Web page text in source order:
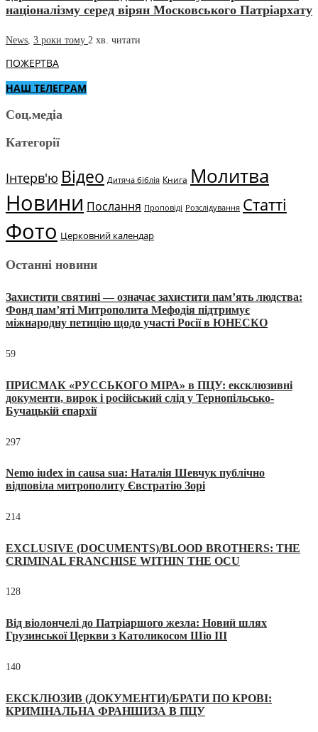
націоналізму серед вірян Московського Патріархату
News 3 роки тому 2 хв. читати
ПОЖЕРТВА
НАШ ТЕЛЕГРАМ
Соц.медіа
Категорії
Інтерв'ю Відео Дитяча біблія Книга Молитва
Новини Послання Проповіді Розслідування Статті
Фото Церковний календар
Останні новини
Захистити святині — означає захистити пам’ять людства:
Фонд пам’яті Митрополита Мефодія підтримує
міжнародну петицію щодо участі Росії в ЮНЕСКО
59
ПРИСМАК «РУССЬКОГО МІРА» в ПЦУ: ексклюзивні
документи, вирок і російський слід у Тернопільсько-
Бучацькій єпархії
297
Nemo iudex in causa sua: Наталія Шевчук публічно
відповіла митрополиту Євстратію Зорі
214
EXCLUSIVE (DOCUMENTS)/BLOOD BROTHERS: THE
CRIMINAL FRANCHISE WITHIN THE OCU
128
Від віолончелі до Патріаршого жезла: Новий шлях
Грузинської Церкви з Католикосом Шіо III
140
ЕКСКЛЮЗИВ (ДОКУМЕНТИ)/БРАТИ ПО КРОВІ:
КРИМІНАЛЬНА ФРАНШИЗА В ПЦУ